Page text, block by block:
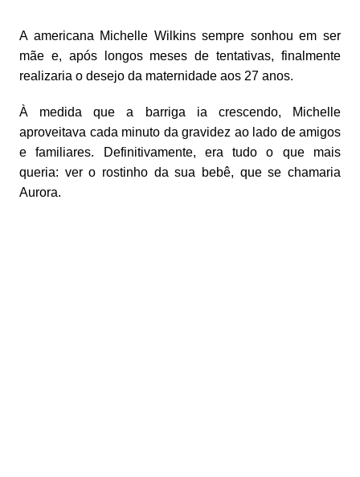
A americana Michelle Wilkins sempre sonhou em ser
mãe e, após longos meses de tentativas, finalmente
realizaria o desejo da maternidade aos 27 anos.
À medida que a barriga ia crescendo, Michelle
aproveitava cada minuto da gravidez ao lado de amigos
e familiares. Definitivamente, era tudo o que mais
queria: ver o rostinho da sua bebê, que se chamaria
Aurora.